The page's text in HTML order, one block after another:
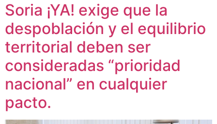
Soria ¡YA! exige que la
despoblación y el equilibrio
territorial deben ser
consideradas “prioridad
nacional” en cualquier
pacto.